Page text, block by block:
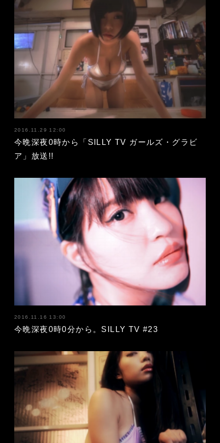
2016.11.29 12:00
今晩深夜0時から「SILLY TV ガールズ・グラビ
ア」放送!!
2016.11.16 13:00
今晩深夜0時0分から。SILLY TV #23